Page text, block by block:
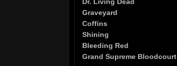
Graveyard
Coffins
Shining
Bleeding Red
Grand Supreme Bloodcourt